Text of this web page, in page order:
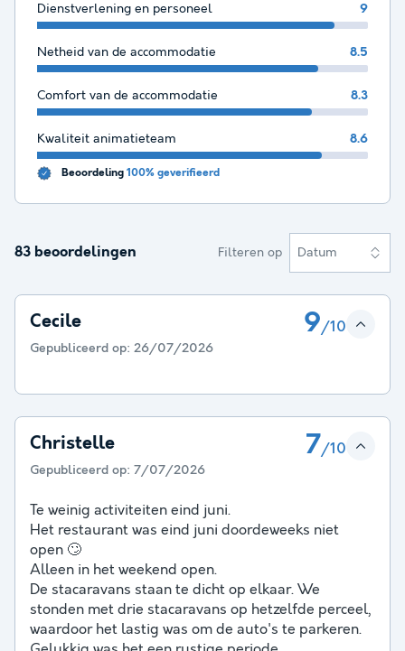
Dienstverlening en personeel 9
Netheid van de accommodatie 8.5
Comfort van de accommodatie 8.3
Kwaliteit animatieteam 8.6
Beoordeling 100% geverifieerd
83 beoordelingen Filteren op Datum
Cecile 9/10
Gepubliceerd op: 26/07/2026
Christelle 7/10
Gepubliceerd op: 7/07/2026
Te weinig activiteiten eind juni.
Het restaurant was eind juni doordeweeks niet
open 🙄
Alleen in het weekend open.
De stacaravans staan te dicht op elkaar. We
stonden met drie stacaravans op hetzelfde perceel,
waardoor het lastig was om de auto's te parkeren.